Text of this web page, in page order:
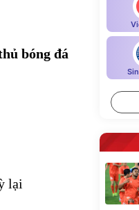
bóng đá
lại